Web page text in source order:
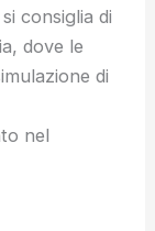
consiglia di
dove le
di
nel